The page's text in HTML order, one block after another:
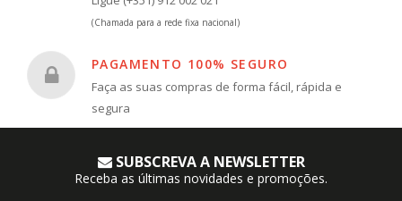
(Chamada para a rede fixa nacional)
PAGAMENTO 100% SEGURO
Faça as suas compras de forma fácil, rápida e
segura
SUBSCREVA A NEWSLETTER
Receba as últimas novidades e promoções.